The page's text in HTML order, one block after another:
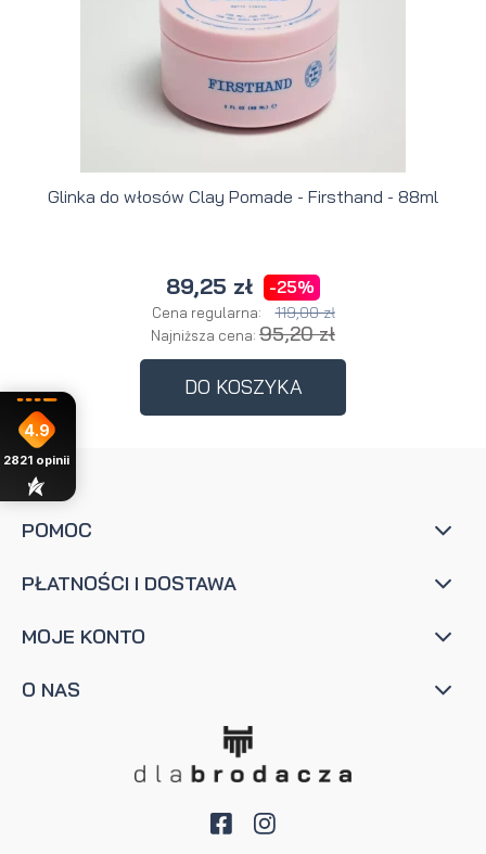
Glinka do włosów Clay Pomade - Firsthand - 88ml
89,25 zł -25%
Cena regularna: 119,00 zł
Najniższa cena: 95,20 zł
DO KOSZYKA
POMOC
PŁATNOŚCI I DOSTAWA
MOJE KONTO
O NAS
4.9
2821 opinii